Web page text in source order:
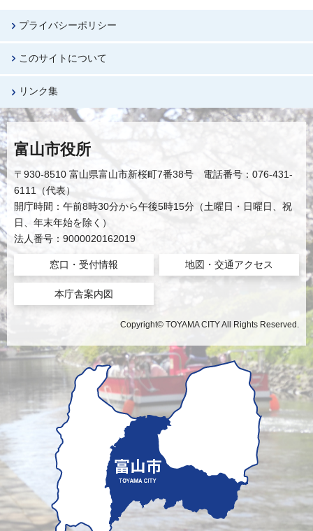
プライバシーポリシー
このサイトについて
リンク集
富山市役所
〒930-8510 富山県富山市新桜町7番38号 電話番号：076-431-
6111（代表）
開庁時間：午前8時30分から午後5時15分（土曜日・日曜日、祝
日、年末年始を除く）
法人番号：9000020162019
窓口・受付情報 地図・交通アクセス
本庁舎案内図
Copyright© TOYAMA CITY All Rights Reserved.